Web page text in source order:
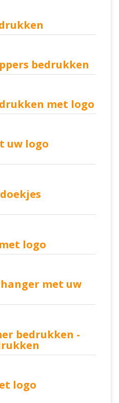
bedrukken
met logo
uw logo
logo
met uw
bedrukken -
logo